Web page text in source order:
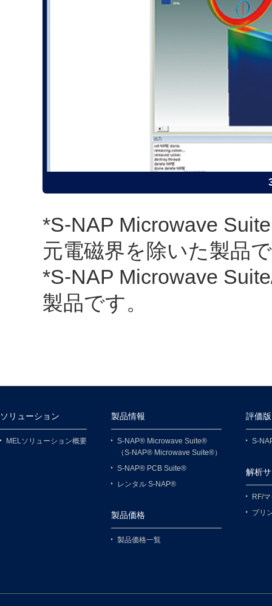
*S-NAP Microwave
元電磁界を除いた製品
*S-NAP Microwave
製品です。
ソリューション
MELソリューション概要
製品情報
S-NAP® Microwave Suite®
（S-NAP® Microwave Suite®）
S-NAP® PCB Suite®
レンタル S-NAP®
製品価格
製品価格一覧
評価
S-
解析
RF/
プリ